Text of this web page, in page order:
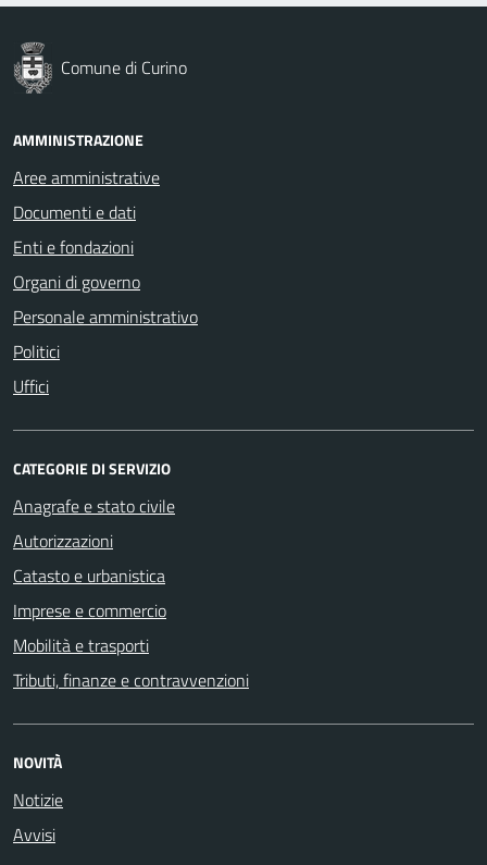
Comune di Curino
AMMINISTRAZIONE
Aree amministrative
Documenti e dati
Enti e fondazioni
Organi di governo
Personale amministrativo
Politici
Uffici
CATEGORIE DI SERVIZIO
Anagrafe e stato civile
Autorizzazioni
Catasto e urbanistica
Imprese e commercio
Mobilità e trasporti
Tributi, finanze e contravvenzioni
NOVITÀ
Notizie
Avvisi